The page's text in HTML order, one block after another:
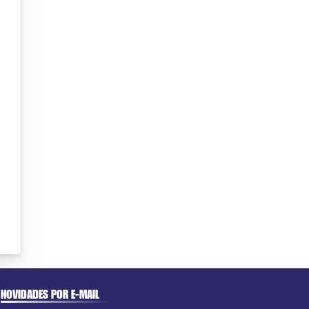
NOVIDADES POR E-MAIL